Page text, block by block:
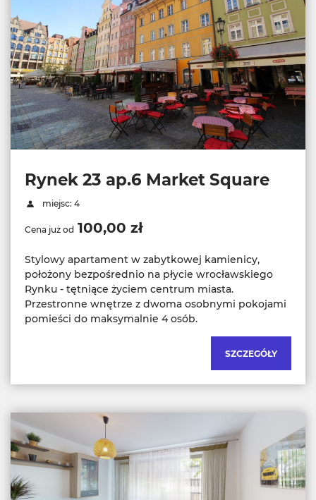
Rynek 23 ap.6 Market Square
miejsc: 4
Cena już od 100,00 zł
Stylowy apartament w zabytkowej kamienicy,
położony bezpośrednio na płycie wrocławskiego
Rynku - tętniące życiem centrum miasta.
Przestronne wnętrze z dwoma osobnymi pokojami
pomieści do maksymalnie 4 osób.
SZCZEGÓŁY